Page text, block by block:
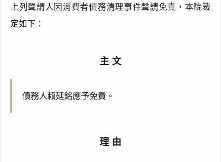
上列聲請人因消費者債務清理事件聲請免責，本院裁
定如下：
主文
債務人賴延銘應予免責。
理由